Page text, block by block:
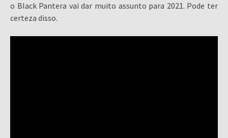
o Black Pantera vai dar muito assunto para 2021. Pode ter
certeza disso.